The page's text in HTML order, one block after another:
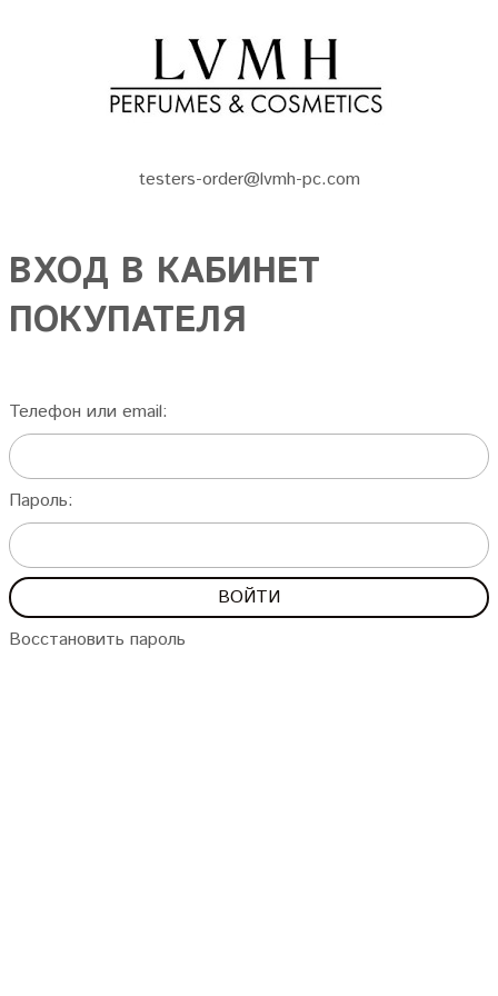
testers-order@lvmh-pc.com
ВХОД В КАБИНЕТ
ПОКУПАТЕЛЯ
Телефон или email:
Пароль:
Восстановить пароль